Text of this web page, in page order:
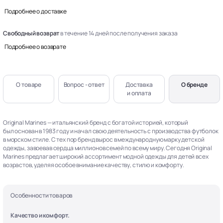
Подробнее о доставке
Свободный возвратв течение 14 дней после получения заказа
Подробнее о возврате
О товаре Вопрос - ответ
Доставка
и оплата
О бренде
Original Marines — итальянский бренд с богатой историей, который
был основан в 1983 году и начал свою деятельность с производства футболок
в морском стиле. С тех пор бренд вырос в международную марку детской
одежды, завоевав сердца миллионов семей по всему миру. Сегодня Original
Marines предлагает широкий ассортимент модной одежды для детей всех
возрастов, уделяя особое внимание качеству, стилю и комфорту.
Особенности товаров
Качество и комфорт.